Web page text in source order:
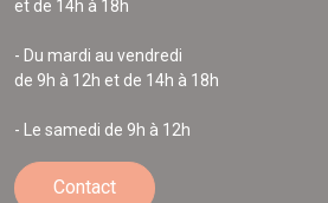
et de 14h à 18h
- Du mardi au vendredi
de 9h à 12h et de 14h à 18h
- Le samedi de 9h à 12h
Contact